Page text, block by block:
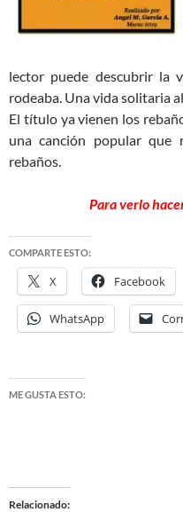
lector puede descubrir
rodeaba. Una vida solitaria
El título ya vienen los
una canción popular que
rebaños.
Para verlo
COMPARTE ESTO:
X Facebook
WhatsApp
ME GUSTA ESTO:
Relacionado